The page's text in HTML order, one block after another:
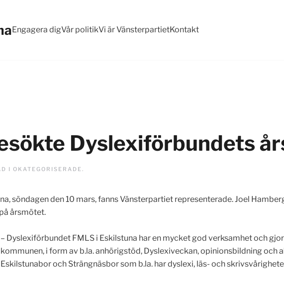
Engagera digVår politikVi är VänsterpartietKontakt
Dyslexiförbundets
I OKATEGORISERADE.
söndagen den 10 mars, fanns Vänsterpartiet representerade. Joel
årsmötet.
– Dyslexiförbundet FMLS i Eskilstuna har en mycket god verksamhet och
kommunen, i form av b.la. anhörigstöd, Dyslexiveckan, opinionsbildning
Eskilstunabor och Strängnäsbor som b.la. har dyslexi, läs- och